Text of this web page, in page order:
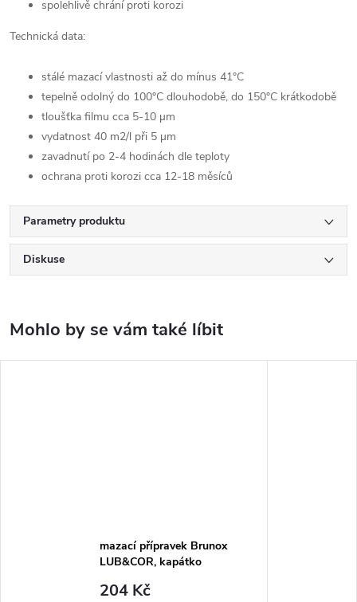
spolehlivě chrání proti korozi
Technická data:
stálé mazací vlastnosti až do mínus 41°C
tepelně odolný do 100°C dlouhodobě, do 150°C krátkodobě
tloušťka filmu cca 5-10 µm
vydatnost 40 m2/l při 5 µm
zavadnutí po 2-4 hodinách dle teploty
ochrana proti korozi cca 12-18 měsíců
Parametry produktu
Diskuse
mazací přípravek Brunox
LUB&COR, kapátko
204 Kč